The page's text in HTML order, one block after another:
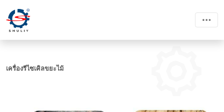
เครื่องรีไซเคิลขยะไม้